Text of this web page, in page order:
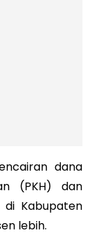
dana
(PKH) dan
di Kabupaten
lebih.